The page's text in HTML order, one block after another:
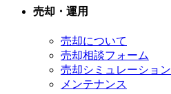
売却・運用
売却について
売却相談フォーム
売却シミュレーション
メンテナンス